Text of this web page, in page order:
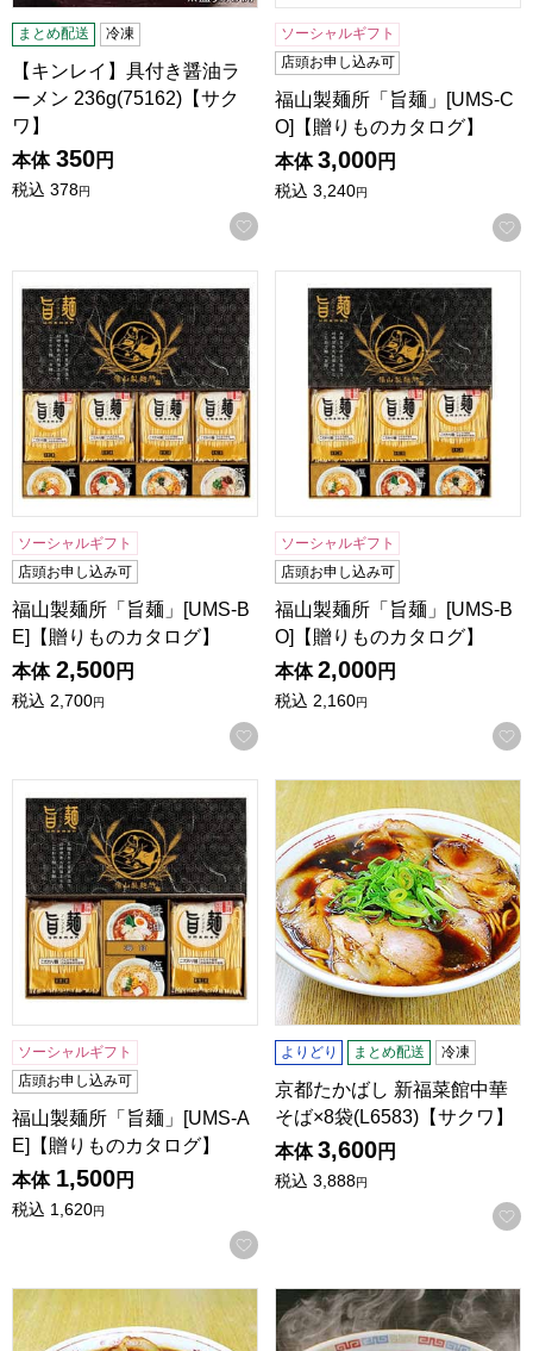
まとめ配送 冷凍
【キンレイ】具付き醤油ラ
ーメン 236g(75162)【サク
ワ】
本体 350円
税込 378円
お気に入りに登録する
ソーシャルギフト
店頭お申し込み可
福山製麺所「旨麺」[UMS-C
O]【贈りものカタログ】
本体 3,000円
税込 3,240円
福山製麺所「旨麺」[UMS-BE]【贈りものカタログ】
ソーシャルギフト
店頭お申し込み可
福山製麺所「旨麺」[UMS-B
E]【贈りものカタログ】
本体 2,500円
税込 2,700円
お気に入りに登録する
福山製麺所「旨麺」[UMS-
ソーシャルギフト
店頭お申し込み可
福山製麺所「旨麺」[UMS-B
O]【贈りものカタログ】
本体 2,000円
税込 2,160円
福山製麺所「旨麺」[UMS-AE]【贈りものカタログ】
ソーシャルギフト
店頭お申し込み可
福山製麺所「旨麺」[UMS-A
E]【贈りものカタログ】
本体 1,500円
税込 1,620円
お気に入りに登録する
京都たかばし 新福菜館中華
よりどり まとめ配送 冷凍
京都たかばし 新福菜館中華
そば×8袋(L6583)【サクワ】
本体 3,600円
税込 3,888円
京都たかばし 新福菜館中華そば×4袋(L6582)【サクワ】
【キンレイ】具付き麺 醤油